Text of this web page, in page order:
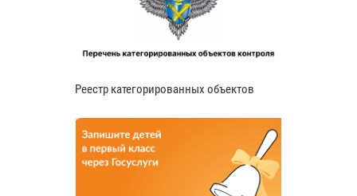
Реестр категорированных объектов